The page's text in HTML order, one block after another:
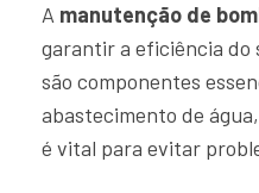
A manutenção de
garantir a eficiência do
são componentes
abastecimento de
é vital para evitar